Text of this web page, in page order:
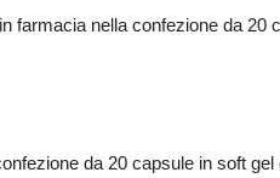
farmacia nella confezione da 20
da 20 capsule in soft